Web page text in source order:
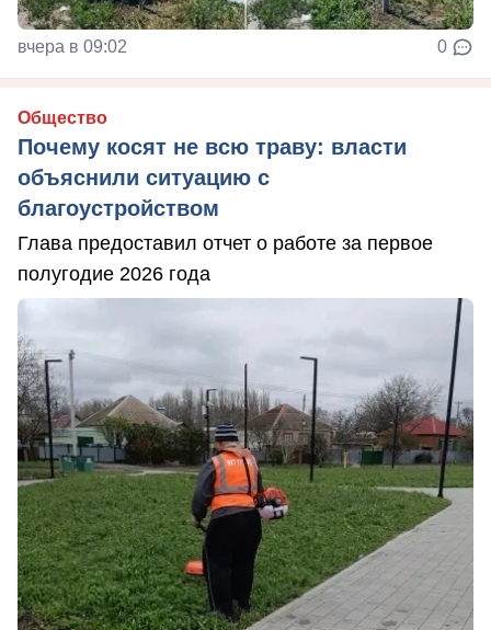
вчера в 09:02 0
Общество
Почему косят не всю траву: власти
объяснили ситуацию с
благоустройством
Глава предоставил отчет о работе за первое
полугодие 2026 года